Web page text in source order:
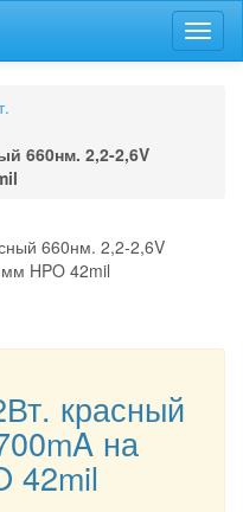
660нм. 2,2-2,6V
красный
на
42mil